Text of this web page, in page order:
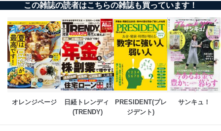
当社は以下の個人情報保護管理者を設置し、個人情報保
護管理者の責任のもと、個人情報を取得・アクセス・利
用・提供・管理いたします。
東京都渋谷区南平台町16-11
株式会社富士山マガジンサービス
代表取締役会長 西野 伸一郎
個人情報保護管理者: 経営管理グループディレクター 前
田 嘉也
２．利用目的
この雑誌の読者はこちらの雑誌も買っています！
オレンジページ
日経トレンディ
(TRENDY)
PRESIDENT(プレ
ジデント)
サンキュ！